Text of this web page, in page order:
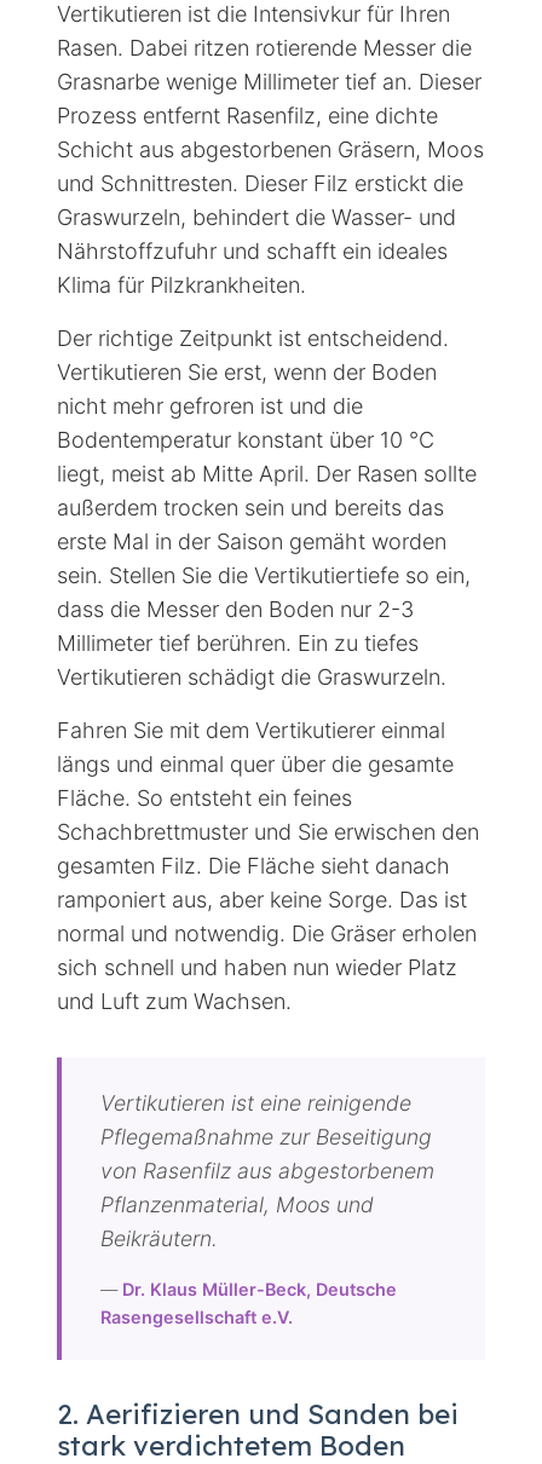
Vertikutieren ist die Intensivkur für Ihren
Rasen. Dabei ritzen rotierende Messer die
Grasnarbe wenige Millimeter tief an. Dieser
Prozess entfernt Rasenfilz, eine dichte
Schicht aus abgestorbenen Gräsern, Moos
und Schnittresten. Dieser Filz erstickt die
Graswurzeln, behindert die Wasser- und
Nährstoffzufuhr und schafft ein ideales
Klima für Pilzkrankheiten.
Der richtige Zeitpunkt ist entscheidend.
Vertikutieren Sie erst, wenn der Boden
nicht mehr gefroren ist und die
Bodentemperatur konstant über 10 °C
liegt, meist ab Mitte April. Der Rasen sollte
außerdem trocken sein und bereits das
erste Mal in der Saison gemäht worden
sein. Stellen Sie die Vertikutiertiefe so ein,
dass die Messer den Boden nur 2-3
Millimeter tief berühren. Ein zu tiefes
Vertikutieren schädigt die Graswurzeln.
Fahren Sie mit dem Vertikutierer einmal
längs und einmal quer über die gesamte
Fläche. So entsteht ein feines
Schachbrettmuster und Sie erwischen den
gesamten Filz. Die Fläche sieht danach
ramponiert aus, aber keine Sorge. Das ist
normal und notwendig. Die Gräser erholen
sich schnell und haben nun wieder Platz
und Luft zum Wachsen.
Vertikutieren ist eine reinigende
Pflegemaßnahme zur Beseitigung
von Rasenfilz aus abgestorbenem
Pflanzenmaterial, Moos und
Beikräutern.
— Dr. Klaus Müller-Beck, Deutsche
Rasengesellschaft e.V.
2. Aerifizieren und Sanden bei
stark verdichtetem Boden